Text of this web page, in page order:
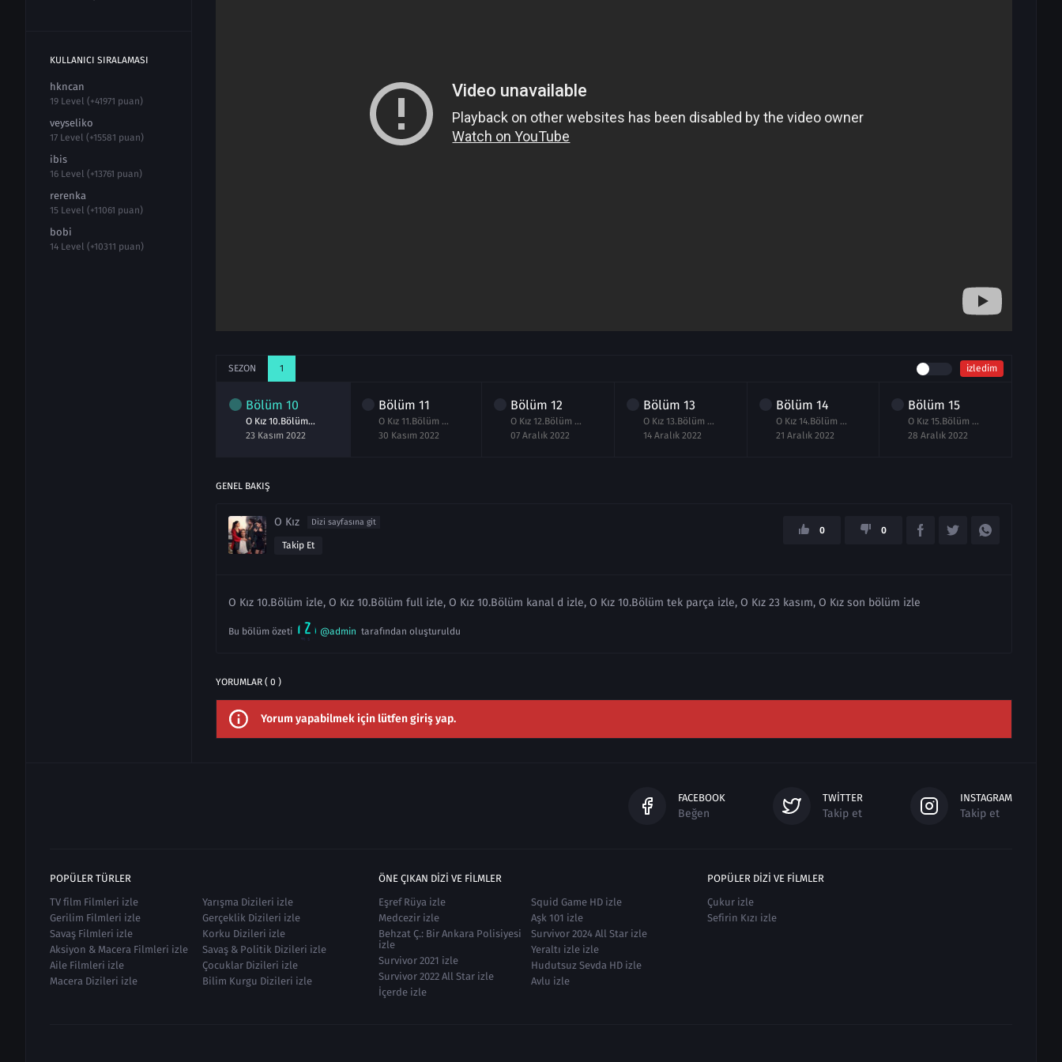
KULLANICI SIRALAMASI
hkncan
19 Level (+41971 puan)
veyseliko
17 Level (+15581 puan)
ibis
16 Level (+13761 puan)
rerenka
15 Level (+11061 puan)
bobi
14 Level (+10311 puan)
SEZON 1 izledim
Bölüm 10
O Kız 10.Bölüm izle
23 Kasım 2022
Bölüm 11
O Kız 11.Bölüm izle
30 Kasım 2022
Bölüm12
O Kız 12.Bölüm izle
07 Aralık 2022
Bölüm 13
O Kız 13.Bölüm izle
14 Aralık 2022
Bölüm 14
O Kız 14.Bölüm izle Full
21 Aralık 2022
Bölüm15
O Kız 15.Bölüm izle
28 Aralık 2022
GENEL BAKIŞ
O Kız Dizi sayfasına git
Takip Et
0 0
O Kız 10.Bölüm izle, O Kız 10.Bölüm full izle, O Kız 10.Bölüm kanal d izle, O Kız 10.Bölüm tek parça izle, O Kız 23 kasım, O Kız son bölüm izle
Bu bölüm özeti @admin tarafından oluşturuldu
YORUMLAR ( 0 )
Yorum yapabilmek için lütfen giriş yap.
FACEBOOK
Beğen
TWITTER
Takip et
INSTAGRAM
Takip et
POPÜLER TÜRLER
TV film Filmleri izle
Gerilim Filmleri izle
Savaş Filmleri izle
Aksiyon & Macera Filmleri izle
Aile Filmleri izle
Macera Dizileri izle
Yarışma Dizileri izle
Gerçeklik Dizileri izle
Korku Dizileri izle
Savaş & Politik Dizileri izle
Çocuklar Dizileri izle
Bilim Kurgu Dizileri izle
ÖNE ÇIKAN DIZI VE FILMLER
Eşref Rüya izle
Medcezir izle
Behzat Ç.: Bir Ankara Polisiyesi
izle
Survivor 2021 izle
Survivor 2022 All Star izle
İçerde izle
Squid Game HD izle
Aşk 101 izle
Survivor 2024 All Star izle
Yeraltı izle izle
Hudutsuz Sevda HD izle
Avlu izle
POPÜLER DIZI VE FILMLER
Çukur izle
Sefirin Kızı izle